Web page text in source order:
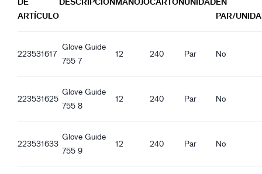
OekooTexConfidentInTextileo15HCN75544
Características ergonómicas
Corte estándar
Transpirable
Cuello de punto
Buen agarre en seco
Guide 755_es-ES_Productsheet.pdf
Guide 755_it-IT_Productsheet.pdf
Guide 755_pl-PL_Productsheet.pdf
Guide 755_ro-RO_Productsheet.pdf
Guide 755_hu-HU_Productsheet.pdf
Guide 755_et-EE_Productsheet.pdf
ARTÍCULO
PAR/
223531617
Glove Guide
755 7
12 240 Par No
223531625
Glove Guide
755 8
12 240 Par No
223531633
Glove Guide
755 9
12 240 Par No